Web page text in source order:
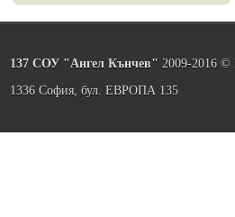
137 СОУ "Ангел Кънчев" 2009-2016 ©
1336 София, бул. ЕВРОПА 135